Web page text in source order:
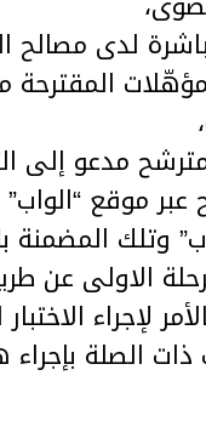
مدعو إلى
موقع
وتلك المضمنة
الاولى عن
لإجراء
الصلة بإجراء